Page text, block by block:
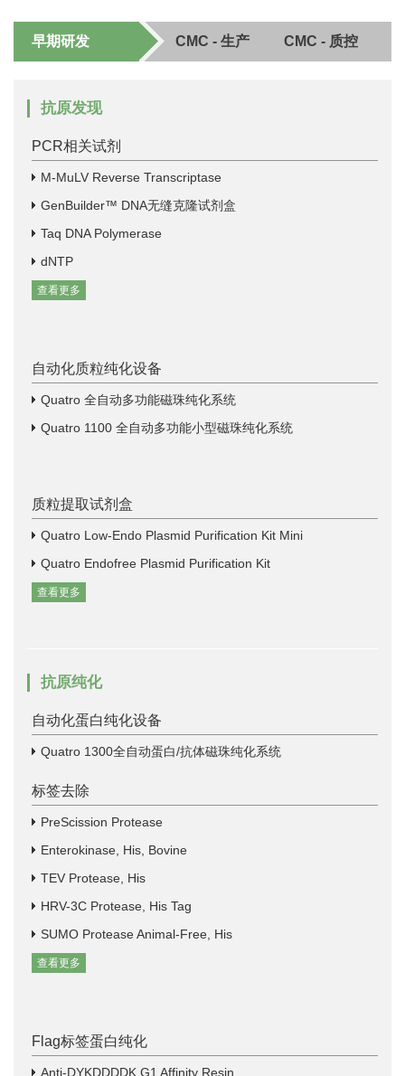
早期研发 CMC - 生产 CMC - 质控
抗原发现
PCR相关试剂
M-MuLV Reverse Transcriptase
GenBuilder™ DNA无缝克隆试剂盒
Taq DNA Polymerase
dNTP
查看更多
自动化质粒纯化设备
Quatro 全自动多功能磁珠纯化系统
Quatro 1100 全自动多功能小型磁珠纯化系统
质粒提取试剂盒
Quatro Low-Endo Plasmid Purification Kit Mini
Quatro Endofree Plasmid Purification Kit
查看更多
抗原纯化
自动化蛋白纯化设备
Quatro 1300全自动蛋白/抗体磁珠纯化系统
标签去除
PreScission Protease
Enterokinase, His, Bovine
TEV Protease, His
HRV-3C Protease, His Tag
SUMO Protease Animal-Free, His
查看更多
Flag标签蛋白纯化
Anti-DYKDDDDK G1 Affinity Resin